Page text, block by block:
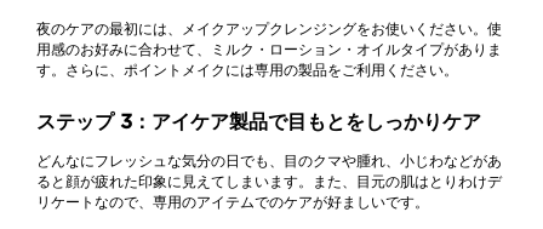
夜のケアの最初には、メイクアップクレンジングをお使いください。使
用感のお好みに合わせて、ミルク・ローション・オイルタイプがありま
す。さらに、ポイントメイクには専用の製品をご利用ください。
ステップ 3：アイケア製品で目もとをしっかりケア
どんなにフレッシュな気分の日でも、目のクマや腫れ、小じわなどがあ
ると顔が疲れた印象に見えてしまいます。また、目元の肌はとりわけデ
リケートなので、専用のアイテムでのケアが好ましいです。